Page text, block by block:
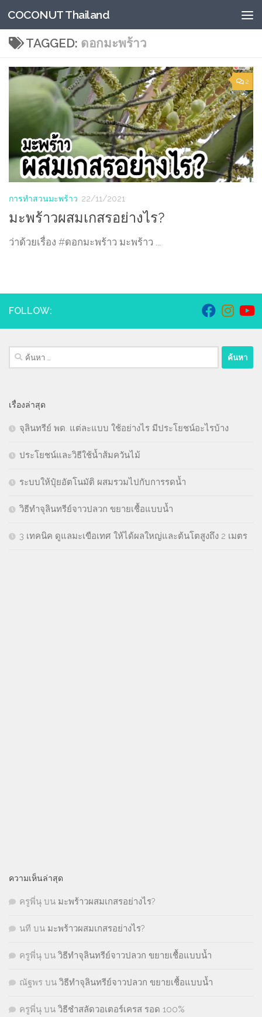
Skip to content
COCONUT Thailand
TAGGED: ดอกมะพร้าว
2
การทำสวนมะพร้าว 22/11/2021
มะพร้าวผสมเกสรอย่างไร?
ว่าด้วยเรื่อง #ดอกมะพร้าว มะพร้าว ...
FOLLOW:
ค้นหา
สำหรับ:
เรื่องล่าสุด
จุลินทรีย์ พด. แต่ละแบบ ใช้อย่างไร มีประโยชน์อะไรบ้าง
ประโยชน์และวิธีใช้น้ำส้มควันไม้
ระบบให้ปุ๋ยอัตโนมัติ ผสมรวมไปกับการรดน้ำ
วิธีทำจุลินทรีย์จาวปลวก ขยายเชื้อแบบน้ำ
3 เทคนิค ดูแลมะเขือเทศ ให้ได้ผลใหญ่และต้นโตสูงถึง 2 เมตร
ความเห็นล่าสุด
ครูพี่นุ บน มะพร้าวผสมเกสรอย่างไร?
นที บน มะพร้าวผสมเกสรอย่างไร?
ครูพี่นุ บน วิธีทำจุลินทรีย์จาวปลวก ขยายเชื้อแบบน้ำ
ณัฐพร บน วิธีทำจุลินทรีย์จาวปลวก ขยายเชื้อแบบน้ำ
ครูพี่นุ บน วิธีชำสลัดวอเตอร์เครส รอด 100%